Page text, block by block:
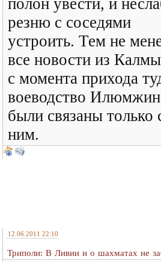
полон увести, и
резню с соседями
устроить. Тем не
все новости из
с момента прихода
воеводство
были связаны только
ним.
12.06.2011 22:10
Триполи: В Ливии и о шахматах не